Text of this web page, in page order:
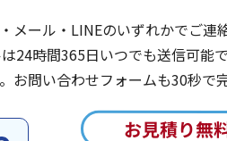
メール・LINEのいずれかでご連
24時間365日いつでも送信可能
お問い合わせフォームも30秒で
お見積り無